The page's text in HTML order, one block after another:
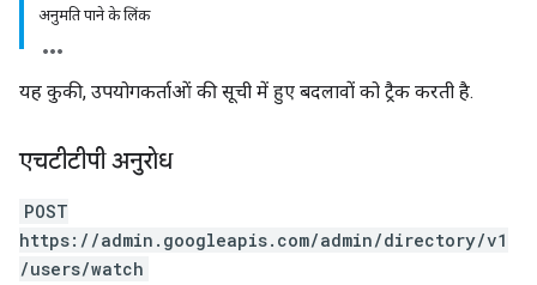
अनुमति पाने के लिंक
यह कुकी, उपयोगकर्ताओं की सूची में हुए बदलावों को ट्रैक करती है.
एचटीटीपी अनुरोध
POST
https://admin.googleapis.com/admin/directory/v1
/users/watch